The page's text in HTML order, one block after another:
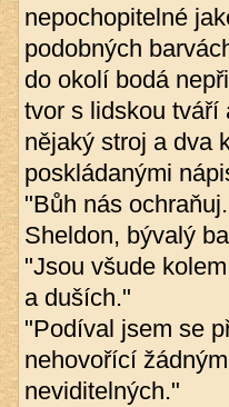
nepochopitelné
podobných
do okolí bodá
tvor s lidskou tváří
nějaký stroj a dva
poskládanými
"Bůh nás
Sheldon, bývalý
"Jsou všude
a duších."
"Podíval jsem se
nehovořící
neviditelných."